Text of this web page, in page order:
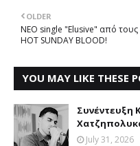
OLDER
NEO single "Elusive" από τους
HOT SUNDAY BLOOD!
YOU MAY LIKE THESE
Συνέντευξη
July 31, 2026